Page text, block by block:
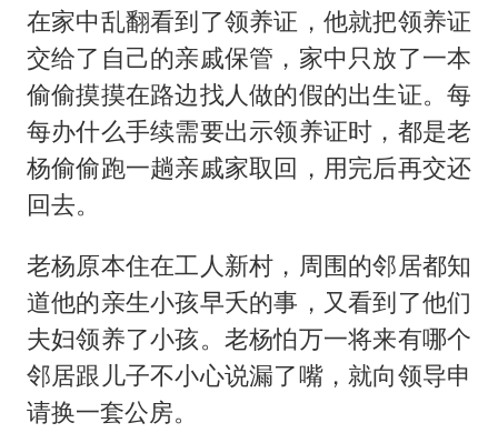
在家中乱翻看到了领养证，他就把领养证
交给了自己的亲戚保管，家中只放了一本
偷偷摸摸在路边找人做的假的出生证。每
每办什么手续需要出示领养证时，都是老
杨偷偷跑一趟亲戚家取回，用完后再交还
回去。
老杨原本住在工人新村，周围的邻居都知
道他的亲生小孩早夭的事，又看到了他们
夫妇领养了小孩。老杨怕万一将来有哪个
邻居跟儿子不小心说漏了嘴，就向领导申
请换一套公房。